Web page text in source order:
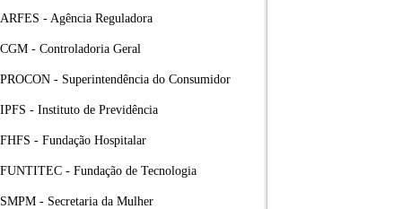
ARFES - Agência Reguladora
CGM - Controladoria Geral
PROCON - Superintendência do Consumidor
IPFS - Instituto de Previdência
FHFS - Fundação Hospitalar
FUNTITEC - Fundação de Tecnologia
SMPM - Secretaria da Mulher